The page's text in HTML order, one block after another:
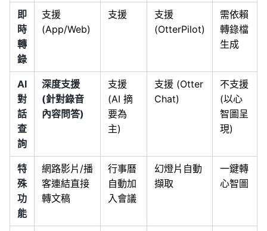
即
時
轉
錄
支援
(App/Web)
支援
支援
(OtterPilot)
需依賴
轉錄檔
生成
AI
對
話
查
詢
深度支援
(針對錄音
內容問答)
支援
(AI 摘
要為
主)
支援 (Otter
Chat)
不支援
(以心
智圖呈
現)
特
殊
功
能
網路影片/播
客連結直接
轉文稿
行事曆
自動加
入會議
幻燈片自動
擷取
一鍵轉
心智圖